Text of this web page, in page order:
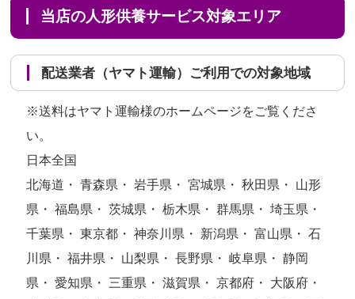
当店の人形供養サービス対象エリア
配送業者（ヤマト運輸）ご利用での対象地域
※送料はヤマト運輸様のホームページをご覧くださ
い。
日本全国
北海道・ 青森県・ 岩手県・ 宮城県・ 秋田県・ 山形
県・ 福島県・ 茨城県・ 栃木県・ 群馬県・ 埼玉県・
千葉県・ 東京都・ 神奈川県・ 新潟県・ 富山県・ 石
川県・ 福井県・ 山梨県・ 長野県・ 岐阜県・ 静岡
県・ 愛知県・ 三重県・ 滋賀県・ 京都府・ 大阪府・